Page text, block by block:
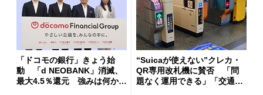
「ドコモの銀行」きょう始
動 「d NEOBANK」消滅、
最大4.5％還元 強みは何か解
“Suicaが使えない”クレカ・
QR専用改札機に賛否 「問
題なく運用できる」「交通系I